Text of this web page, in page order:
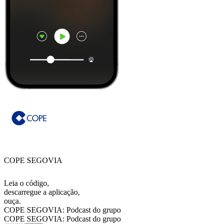
COPE SEGOVIA
Leia o código,
descarregue a aplicação,
ouça.
COPE SEGOVIA: Podcast do grupo
COPE SEGOVIA: Podcast do grupo